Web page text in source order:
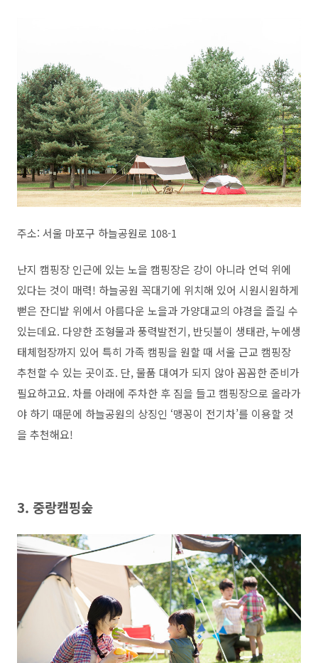
주소: 서울 마포구 하늘공원로 108-1
난지 캠핑장 인근에 있는 노을 캠핑장은 강이 아니라 언덕 위에
있다는 것이 매력! 하늘공원 꼭대기에 위치해 있어 시원시원하게
뻗은 잔디밭 위에서 아름다운 노을과 가양대교의 야경을 즐길 수
있는데요. 다양한 조형물과 풍력발전기, 반딧불이 생태관, 누에생
태체험장까지 있어 특히 가족 캠핑을 원할 때 서울 근교 캠핑장
추천할 수 있는 곳이죠. 단, 물품 대여가 되지 않아 꼼꼼한 준비가
필요하고요. 차를 아래에 주차한 후 짐을 들고 캠핑장으로 올라가
야 하기 때문에 하늘공원의 상징인 ‘맹꽁이 전기차’를 이용할 것
을 추천해요!
3. 중랑캠핑숲